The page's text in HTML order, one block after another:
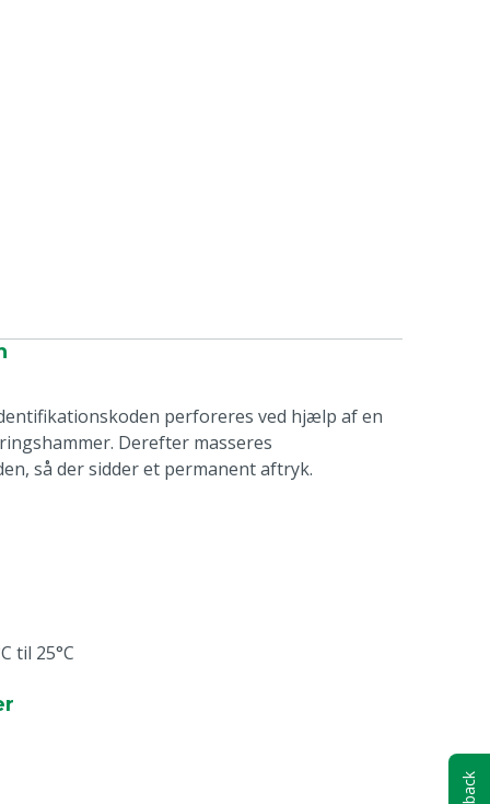
perforeres ved hjælp af en
Derefter masseres
så der sidder et permanent aftryk.
til 25°C